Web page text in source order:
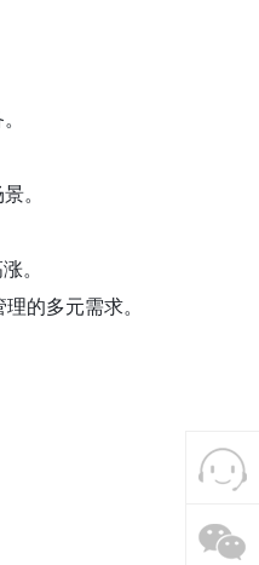
。
。
的多元需求。